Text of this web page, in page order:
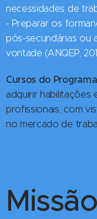
necessidades de
- Preparar os
pós-secundárias ou
vontade (ANQEP,
Cursos do
adquirir habilitações
profissionais, com
no mercado de
Missão